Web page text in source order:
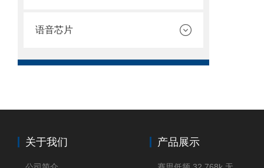
语音芯片
关于我们 产品展示